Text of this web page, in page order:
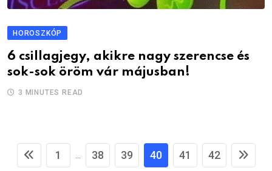
HOROSZKÓP
6 csillagjegy, akikre nagy szerencse és
sok-sok öröm vár májusban!
3 MINUTES READ
1 ... 38 39 40 41 42